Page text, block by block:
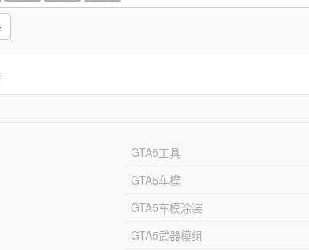
GTA5工具
GTA5车模
GTA5车模涂装
GTA5武器模组